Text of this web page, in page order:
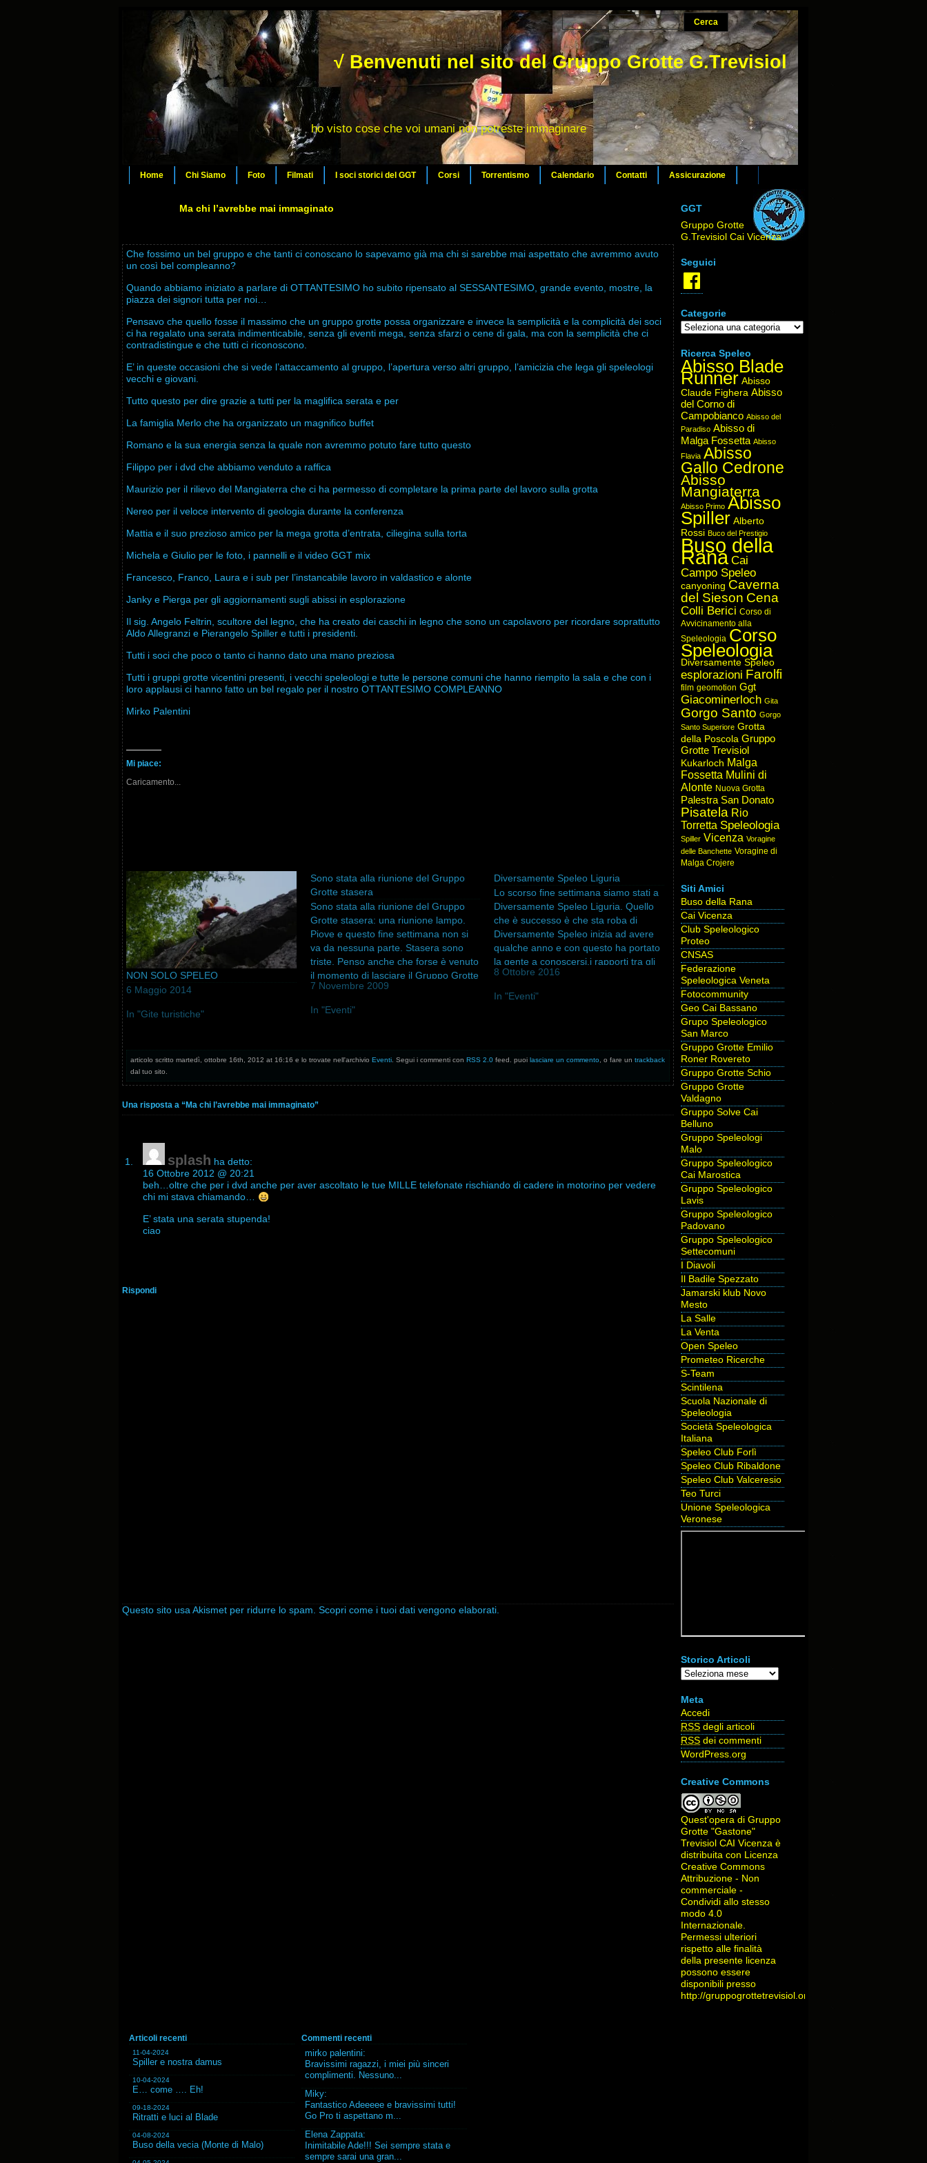
√ Benvenuti nel sito del Gruppo Grotte G.Trevisiol
ho visto cose che voi umani non potreste immaginare
Home Chi Siamo Foto Filmati I soci storici del GGT Corsi Torrentismo Calendario Contatti Assicurazione
Ma chi l’avrebbe mai immaginato
Che fossimo un bel gruppo e che tanti ci conoscano lo sapevamo già ma chi si sarebbe mai aspettato che avremmo avuto
un così bel compleanno?
Quando abbiamo iniziato a parlare di OTTANTESIMO ho subito ripensato al SESSANTESIMO, grande evento, mostre, la
piazza dei signori tutta per noi…
Pensavo che quello fosse il massimo che un gruppo grotte possa organizzare e invece la semplicità e la complicità dei soci
ci ha regalato una serata indimenticabile, senza gli eventi mega, senza sfarzi o cene di gala, ma con la semplicità che ci
contradistingue e che tutti ci riconoscono.
E’ in queste occasioni che si vede l’attaccamento al gruppo, l’apertura verso altri gruppo, l’amicizia che lega gli speleologi
vecchi e giovani.
Tutto questo per dire grazie a tutti per la maglifica serata e per
La famiglia Merlo che ha organizzato un magnifico buffet
Romano e la sua energia senza la quale non avremmo potuto fare tutto questo
Filippo per i dvd che abbiamo venduto a raffica
Maurizio per il rilievo del Mangiaterra che ci ha permesso di completare la prima parte del lavoro sulla grotta
Nereo per il veloce intervento di geologia durante la conferenza
Mattia e il suo prezioso amico per la mega grotta d’entrata, ciliegina sulla torta
Michela e Giulio per le foto, i pannelli e il video GGT mix
Francesco, Franco, Laura e i sub per l’instancabile lavoro in valdastico e alonte
Janky e Pierga per gli aggiornamenti sugli abissi in esplorazione
Il sig. Angelo Feltrin, scultore del legno, che ha creato dei caschi in legno che sono un capolavoro per ricordare soprattutto
Aldo Allegranzi e Pierangelo Spiller e tutti i presidenti.
Tutti i soci che poco o tanto ci hanno dato una mano preziosa
Tutti i gruppi grotte vicentini presenti, i vecchi speleologi e tutte le persone comuni che hanno riempito la sala e che con i
loro applausi ci hanno fatto un bel regalo per il nostro OTTANTESIMO COMPLEANNO
Mirko Palentini
Mi piace:
Caricamento...
NON SOLO SPELEO
6 Maggio 2014
In "Gite turistiche"
Sono stata alla riunione del Gruppo
Grotte stasera
Sono stata alla riunione del Gruppo
Grotte stasera: una riunione lampo.
Piove e questo fine settimana non si
va da nessuna parte. Stasera sono
triste. Penso anche che forse è venuto
il momento di lasciare il Gruppo Grotte
per alcune incomprensioni che sono
tempo…
7 Novembre 2009
In "Eventi"
Diversamente Speleo Liguria
Lo scorso fine settimana siamo stati a
Diversamente Speleo Liguria. Quello
che è successo è che sta roba di
Diversamente Speleo inizia ad avere
qualche anno e con questo ha portato
la gente a conoscersi,i rapporti tra gli
appassionati a saldarsi e i progetti a
8 Ottobre 2016
In "Eventi"
articolo scritto martedì, ottobre 16th, 2012 at 16:16 e lo trovate nell'archivio Eventi. Segui i commenti con RSS 2.0 feed. puoi lasciare un commento, o fare un trackback
dal tuo sito.
Una risposta a “Ma chi l’avrebbe mai immaginato”
splash ha detto:
16 Ottobre 2012 @ 20:21
beh…oltre che per i dvd anche per aver ascoltato le tue MILLE telefonate rischiando di cadere in motorino per vedere
chi mi stava chiamando…
E’ stata una serata stupenda!
ciao
Rispondi
Questo sito usa Akismet per ridurre lo spam. Scopri come i tuoi dati vengono elaborati.
GGT
Gruppo Grotte
G.Trevisiol Cai Vicenza
Seguici
Facebook
Categorie
Categorie
Ricerca Speleo
Abisso Blade
Runner Abisso
Claude Fighera Abisso
del Corno di
Campobianco Abisso del
Paradiso Abisso di
Malga Fossetta Abisso
Flavia Abisso
Gallo Cedrone
Abisso
Mangiaterra
Abisso Primo Abisso
Spiller Alberto
Rossi Buco del Prestigio
Buso della
Rana Cai
Campo Speleo
canyoning Caverna
del Sieson Cena
Colli Berici Corso di
Avvicinamento alla
Speleologia Corso
Speleologia
Diversamente Speleo
esplorazioni Farolfi
film geomotion Ggt
Giacominerloch Gita
Gorgo Santo Gorgo
Santo Superiore Grotta
della Poscola Gruppo
Grotte Trevisiol
Kukarloch Malga
Fossetta Mulini di
Alonte Nuova Grotta
Palestra San Donato
Pisatela Rio
Torretta Speleologia
Spiller Vicenza Voragine
delle Banchette Voragine di
Malga Crojere
Siti Amici
Buso della Rana
Cai Vicenza
Club Speleologico
Proteo
CNSAS
Federazione
Speleologica Veneta
Fotocommunity
Geo Cai Bassano
Grupo Speleologico
San Marco
Gruppo Grotte Emilio
Roner Rovereto
Gruppo Grotte Schio
Gruppo Grotte
Valdagno
Gruppo Solve Cai
Belluno
Gruppo Speleologi
Malo
Gruppo Speleologico
Cai Marostica
Gruppo Speleologico
Lavis
Gruppo Speleologico
Padovano
Gruppo Speleologico
Settecomuni
I Diavoli
Il Badile Spezzato
Jamarski klub Novo
Mesto
La Salle
La Venta
Open Speleo
Prometeo Ricerche
S-Team
Scintilena
Scuola Nazionale di
Speleologia
Società Speleologica
Italiana
Speleo Club Forlì
Speleo Club Ribaldone
Speleo Club Valceresio
Teo Turci
Unione Speleologica
Veronese
Storico Articoli
Storico
Meta
Accedi
RSS degli articoli
RSS dei commenti
WordPress.org
Creative Commons
Quest'opera di Gruppo
Grotte "Gastone"
Trevisiol CAI Vicenza è
distribuita con Licenza
Creative Commons
Attribuzione - Non
commerciale -
Condividi allo stesso
modo 4.0
Internazionale.
Permessi ulteriori
rispetto alle finalità
della presente licenza
possono essere
disponibili presso
http://gruppogrottetrevisiol.org/contatti/
Articoli recenti
11-04-2024
Spiller e nostra damus
10-04-2024
E… come …. Eh!
09-18-2024
Ritratti e luci al Blade
04-08-2024
Buso della vecia (Monte di Malo)
Commenti recenti
mirko palentini:
Bravissimi ragazzi, i miei più sinceri
complimenti. Nessuno...
Miky:
Fantastico Adeeeee e bravissimi tutti!
Go Pro ti aspettano m...
Elena Zappata:
Inimitabile Ade!!! Sei sempre stata e
sempre sarai una gran...